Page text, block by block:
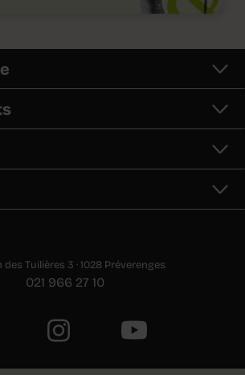
des Tuilières 3 · 1028 Préverenges
021 966 27 10